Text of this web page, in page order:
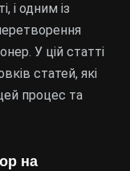
і одним із
У цій статті
статей, які
процес та
на